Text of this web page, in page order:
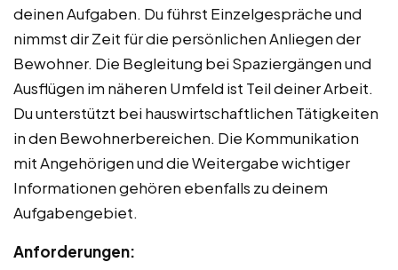
deinen Aufgaben. Du führst Einzelgespräche und
nimmst dir Zeit für die persönlichen Anliegen der
Bewohner. Die Begleitung bei Spaziergängen und
Ausflügen im näheren Umfeld ist Teil deiner Arbeit.
Du unterstützt bei hauswirtschaftlichen Tätigkeiten
in den Bewohnerbereichen. Die Kommunikation
mit Angehörigen und die Weitergabe wichtiger
Informationen gehören ebenfalls zu deinem
Aufgabengebiet.
Anforderungen: